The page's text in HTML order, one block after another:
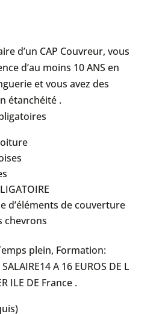
d’un CAP Couvreur, vous
d’au moins 10 ANS en
et vous avez des
étanchéité .
d’éléments de couverture
chevrons
plein, Formation:
A 16 EUROS DE L
ILE DE France .